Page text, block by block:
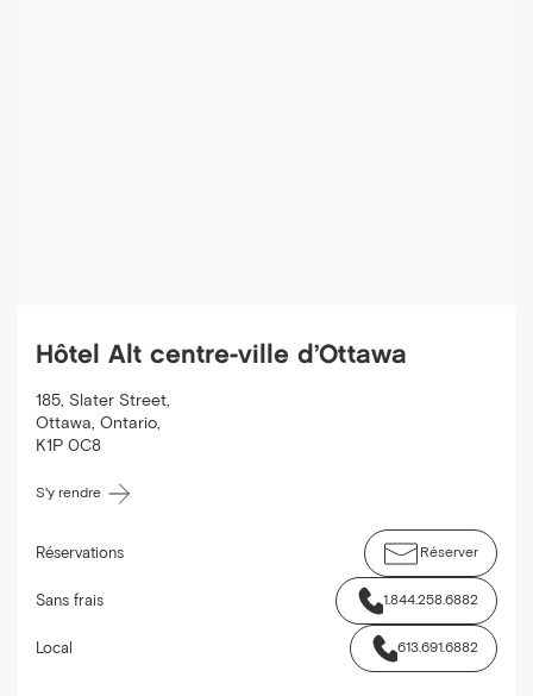
Hôtel Alt centre-ville d’Ottawa
185, Slater Street,
Ottawa, Ontario,
K1P 0C8
S'y rendre
Réservations Réserver
Sans frais 1.844.258.6882
Local 613.691.6882